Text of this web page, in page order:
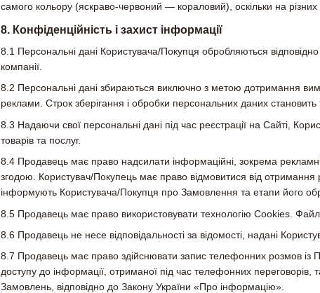
самого кольору (яскраво-червоний — кораловий), оскільки на
8. Конфіденційність і захист інформації
8.1 Персональні дані Користувача/Покупця обробляються
компанії.
8.2 Персональні дані збираються виключно з метою дотримання
реклами. Строк зберігання і обробки персональних даних становить
8.3 Надаючи свої персональні дані під час реєстрації на Сайті,
товарів та послуг.
8.4 Продавець має право надсилати інформаційні, зокрема
згодою. Користувач/Покупець має право відмовитися від отримання
інформують Користувача/Покупця про Замовлення та етапи його
8.5 Продавець має право використовувати технологію Cookies.
8.6 Продавець не несе відповідальності за відомості, надані
8.7 Продавець має право здійснювати запис телефонних розмов із
доступу до інформації, отриманої під час телефонних
Замовлень, відповідно до Закону України «Про інформацію».